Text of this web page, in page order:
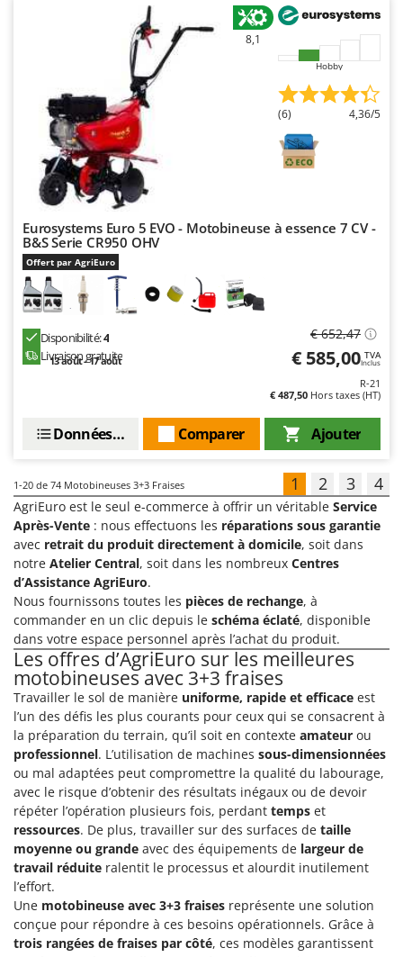
8,1
Hobby
(6) 4,36/5
Eurosystems Euro 5 EVO - Motobineuse à essence 7 CV -
B&S Serie CR950 OHV
Offert par AgriEuro
Disponibilité:4
Livraison gratuite
13 août - 17 août
€ 652,47
€ 585,00 TVA
Inclus
R-21
€ 487,50 Hors taxes (HT)
Ajouter
Comparer
Données techniques
1-20 de 74 Motobineuses 3+3 Fraises 1 2 3 4
AgriEuro est le seul e-commerce à offrir un véritable Service
Après-Vente : nous effectuons les réparations sous garantie
avec retrait du produit directement à domicile, soit dans
notre Atelier Central, soit dans les nombreux Centres
d’Assistance AgriEuro.
Nous fournissons toutes les pièces de rechange, à
commander en un clic depuis le schéma éclaté, disponible
dans votre espace personnel après l’achat du produit.
Les offres d’AgriEuro sur les meilleures
motobineuses avec 3+3 fraises
Travailler le sol de manière uniforme, rapide et efficace est
l’un des défis les plus courants pour ceux qui se consacrent à
la préparation du terrain, qu’il soit en contexte amateur ou
professionnel. L’utilisation de machines sous-dimensionnées
ou mal adaptées peut compromettre la qualité du labourage,
avec le risque d’obtenir des résultats inégaux ou de devoir
répéter l’opération plusieurs fois, perdant temps et
ressources. De plus, travailler sur des surfaces de taille
moyenne ou grande avec des équipements de largeur de
travail réduite ralentit le processus et alourdit inutilement
l’effort.
Une motobineuse avec 3+3 fraises représente une solution
conçue pour répondre à ces besoins opérationnels. Grâce à
trois rangées de fraises par côté, ces modèles garantissent